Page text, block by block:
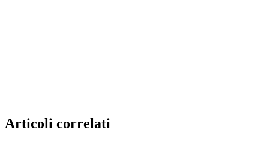
Articoli correlati